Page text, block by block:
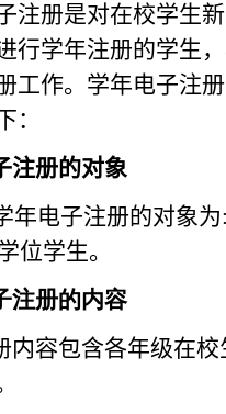
注册是对在校学生
行学年注册的学生
工作。学年电子注
：
注册的对象
年电子注册的对象为
位学生。
注册的内容
内容包含各年级在